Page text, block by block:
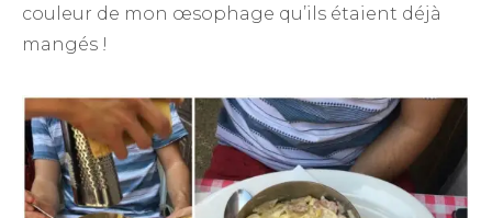
couleur de mon œsophage qu’ils étaient déjà
mangés !